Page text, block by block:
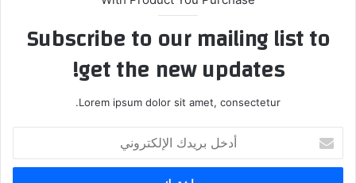
Subscribe to our mailing list to
get the new updates!
Lorem ipsum dolor sit amet, consectetur.
بريدك
الإلكتروني